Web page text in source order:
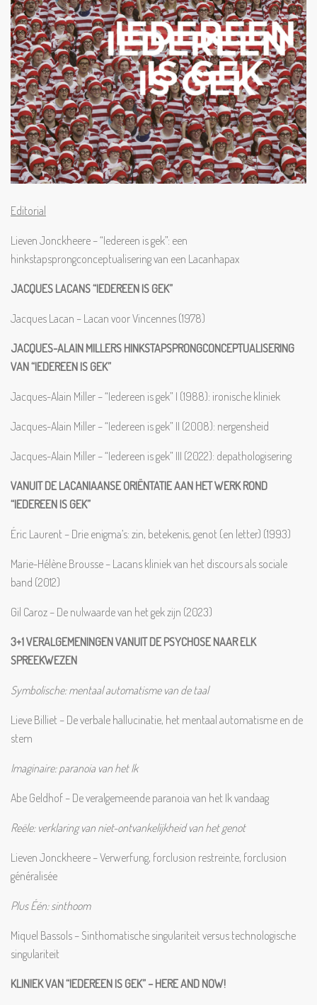
Editorial
Lieven Jonckheere – “Iedereen is gek”: een
hinkstapsprongconceptualisering van een Lacanhapax
JACQUES LACANS “IEDEREEN IS GEK”
Jacques Lacan – Lacan voor Vincennes (1978)
JACQUES-ALAIN MILLERS HINKSTAPSPRONGCONCEPTUALISERING
VAN “IEDEREEN IS GEK”
Jacques-Alain Miller – “Iedereen is gek” I (1988): ironische kliniek
Jacques-Alain Miller – “Iedereen is gek” II (2008): nergensheid
Jacques-Alain Miller – “Iedereen is gek” III (2022): depathologisering
VANUIT DE LACANIAANSE ORIËNTATIE AAN HET WERK ROND
“IEDEREEN IS GEK”
Éric Laurent – Drie enigma’s: zin, betekenis, genot (en letter) (1993)
Marie-Hélène Brousse – Lacans kliniek van het discours als sociale
band (2012)
Gil Caroz – De nulwaarde van het gek zijn (2023)
3+1 VERALGEMENINGEN VANUIT DE PSYCHOSE NAAR ELK
SPREEKWEZEN
Symbolische: mentaal automatisme van de taal
Lieve Billiet – De verbale hallucinatie, het mentaal automatisme en de
stem
Imaginaire: paranoia van het Ik
Abe Geldhof – De veralgemeende paranoia van het Ik vandaag
Reële: verklaring van niet-ontvankelijkheid van het genot
Lieven Jonckheere – Verwerfung, forclusion restreinte, forclusion
généralisée
Plus Één: sinthoom
Miquel Bassols – Sinthomatische singulariteit versus technologische
singulariteit
KLINIEK VAN “IEDEREEN IS GEK” – HERE AND NOW!